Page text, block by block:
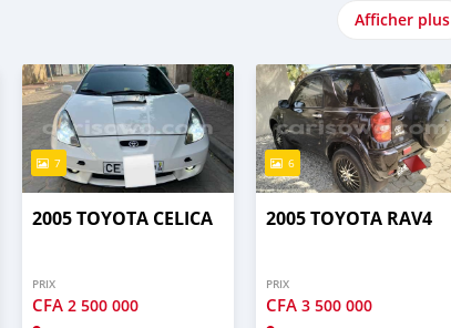
Afficher plus
7
2005 TOYOTA CELICA
PRIX
CFA 2 500 000
6
2005 TOYOTA RAV4
PRIX
CFA 3 500 000